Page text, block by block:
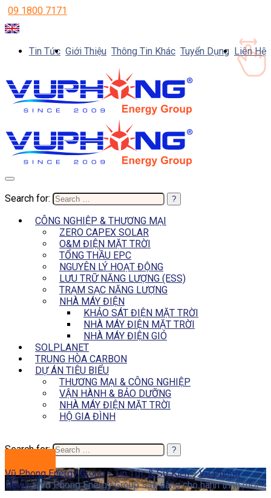
09 1800 7171
Tin Tức Giới Thiệu Thông Tin Khác Tuyển Dụng Liên Hệ
Search for:
CÔNG NGHIỆP & THƯƠNG MẠI
ZERO CAPEX SOLAR
O&M ĐIỆN MẶT TRỜI
TỔNG THẦU EPC
NGUYÊN LÝ HOẠT ĐỘNG
LƯU TRỮ NĂNG LƯỢNG (ESS)
TRẠM SẠC NĂNG LƯỢNG
NHÀ MÁY ĐIỆN
KHẢO SÁT ĐIỆN MẶT TRỜI
NHÀ MÁY ĐIỆN MẶT TRỜI
NHÀ MÁY ĐIỆN GIÓ
SOLPLANET
TRUNG HÒA CARBON
DỰ ÁN TIÊU BIỂU
THƯƠNG MẠI & CÔNG NGHIỆP
VẬN HÀNH & BẢO DƯỠNG
NHÀ MÁY ĐIỆN MẶT TRỜI
HỘ GIA ĐÌNH
Search for:
Vũ Phong Energy Group >Tin Tức & Sự Kiện>Vũ Phong
News>Vũ Phong Energy Group sẵn sàng cho hành trình mới